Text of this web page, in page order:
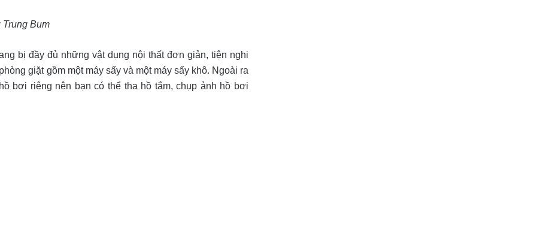
Trung Bum
bị đầy đủ những vật dụng nội thất đơn giản, tiện nghi
giặt gồm một máy sấy và một máy sấy khô. Ngoài ra
bơi riêng nên bạn có thể tha hồ tắm, chụp ảnh hồ bơi